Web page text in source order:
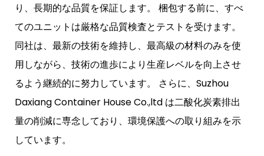
り、長期的な品質を保証します。 梱包する前に、すべ
てのユニットは厳格な品質検査とテストを受けます。
同社は、最新の技術を維持し、最高級の材料のみを使
用しながら、技術の進歩により生産レベルを向上させ
るよう継続的に努力しています。 さらに、Suzhou
Daxiang Container House Co.,ltd は二酸化炭素排出
量の削減に専念しており、環境保護への取り組みを示
しています。